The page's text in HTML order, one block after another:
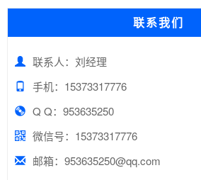
联系我们
联系人：刘经理
手机：15373317776
Q Q：953635250
微信号：15373317776
邮箱：953635250@qq.com